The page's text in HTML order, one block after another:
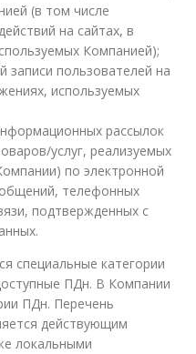
(в том числе
на сайтах, в
Компанией);
записи пользователей на
используемых
рассылок
услуг, реализуемых
по электронной
телефонных
подтвержденных с
специальные категории
ПДн. В Компании
ПДн. Перечень
действующим
локальными